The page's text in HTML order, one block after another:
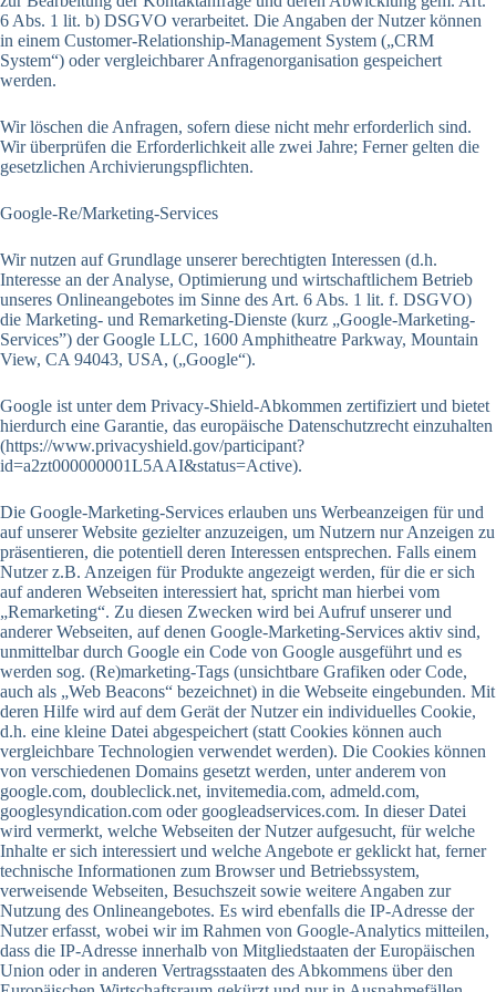
6 Abs. 1 lit. b) DSGVO verarbeitet. Die Angaben der Nutzer können
in einem Customer-Relationship-Management System („CRM
System“) oder vergleichbarer Anfragenorganisation gespeichert
werden.
Wir löschen die Anfragen, sofern diese nicht mehr erforderlich sind.
Wir überprüfen die Erforderlichkeit alle zwei Jahre; Ferner gelten die
gesetzlichen Archivierungspflichten.
Google-Re/Marketing-Services
Wir nutzen auf Grundlage unserer berechtigten Interessen (d.h.
Interesse an der Analyse, Optimierung und wirtschaftlichem Betrieb
unseres Onlineangebotes im Sinne des Art. 6 Abs. 1 lit. f. DSGVO)
die Marketing- und Remarketing-Dienste (kurz „Google-Marketing-
Services”) der Google LLC, 1600 Amphitheatre Parkway, Mountain
View, CA 94043, USA, („Google“).
Google ist unter dem Privacy-Shield-Abkommen zertifiziert und bietet
hierdurch eine Garantie, das europäische Datenschutzrecht einzuhalten
(https://www.privacyshield.gov/participant?
id=a2zt000000001L5AAI&status=Active).
Die Google-Marketing-Services erlauben uns Werbeanzeigen für und
auf unserer Website gezielter anzuzeigen, um Nutzern nur Anzeigen zu
präsentieren, die potentiell deren Interessen entsprechen. Falls einem
Nutzer z.B. Anzeigen für Produkte angezeigt werden, für die er sich
auf anderen Webseiten interessiert hat, spricht man hierbei vom
„Remarketing“. Zu diesen Zwecken wird bei Aufruf unserer und
anderer Webseiten, auf denen Google-Marketing-Services aktiv sind,
unmittelbar durch Google ein Code von Google ausgeführt und es
werden sog. (Re)marketing-Tags (unsichtbare Grafiken oder Code,
auch als „Web Beacons“ bezeichnet) in die Webseite eingebunden. Mit
deren Hilfe wird auf dem Gerät der Nutzer ein individuelles Cookie,
d.h. eine kleine Datei abgespeichert (statt Cookies können auch
vergleichbare Technologien verwendet werden). Die Cookies können
von verschiedenen Domains gesetzt werden, unter anderem von
google.com, doubleclick.net, invitemedia.com, admeld.com,
googlesyndication.com oder googleadservices.com. In dieser Datei
wird vermerkt, welche Webseiten der Nutzer aufgesucht, für welche
Inhalte er sich interessiert und welche Angebote er geklickt hat, ferner
technische Informationen zum Browser und Betriebssystem,
verweisende Webseiten, Besuchszeit sowie weitere Angaben zur
Nutzung des Onlineangebotes. Es wird ebenfalls die IP-Adresse der
Nutzer erfasst, wobei wir im Rahmen von Google-Analytics mitteilen,
dass die IP-Adresse innerhalb von Mitgliedstaaten der Europäischen
Union oder in anderen Vertragsstaaten des Abkommens über den